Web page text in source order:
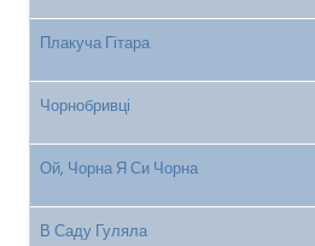
Плакуча Гітара
Чорнобривці
Ой, Чорна Я Си Чорна
В Саду Гуляла